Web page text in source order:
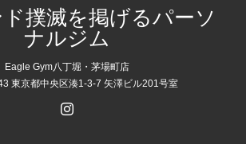
撲滅を掲げるパーソ
ナルジム
Eagle Gym八丁堀・茅場町店
東京都中央区湊1-3-7 矢澤ビル201号室